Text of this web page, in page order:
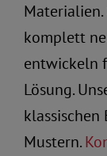
komplett
entwickeln
Lösung.
Mustern.